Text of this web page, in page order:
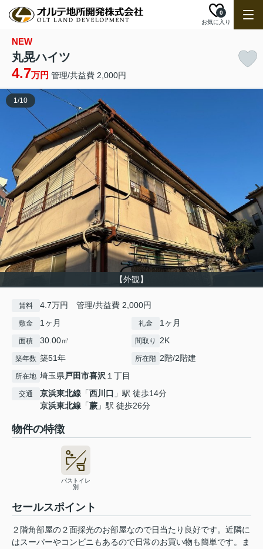
お気に入り
0
NEW
丸晃ハイツ
4.7万円 管理/共益費 2,000円
【外観】
1/10
賃料 4.7万円 管理/共益費 2,000円
敷金 1ヶ月 礼金 1ヶ月
面積 30.00㎡ 間取り 2K
築年数 築51年 所在階 2階/2階建
所在地 埼玉県戸田市喜沢１丁目
交通 京浜東北線 「西川口 」駅 徒歩14分
京浜東北線 「蕨 」駅 徒歩26分
物件の特徴
バストイレ
別
セールスポイント
２階角部屋の２面採光のお部屋なので日当たり良好です。近隣に
はスーパーやコンビニもあるので日常のお買い物も簡単です。ま